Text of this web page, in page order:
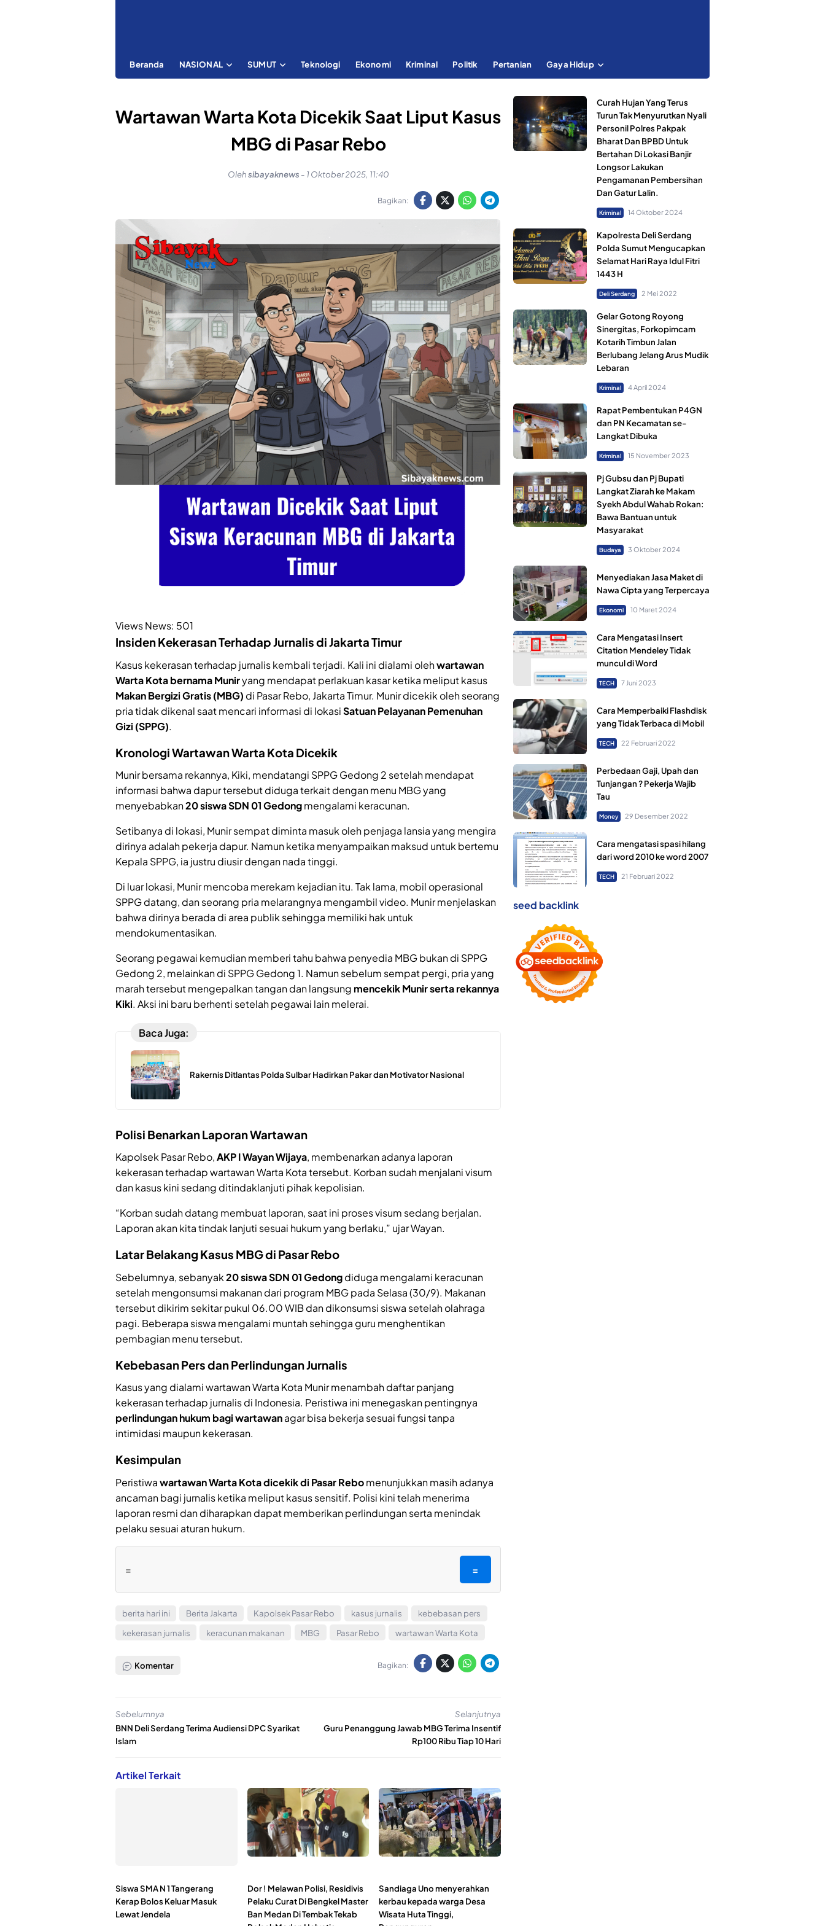
Beranda NASIONAL SUMUT Teknologi Ekonomi Kriminal Politik Pertanian Gaya Hidup
Wartawan Warta Kota Dicekik Saat Liput Kasus
MBG di Pasar Rebo
Olehsibayaknews - 1 Oktober 2025, 11:40
Bagikan:
Views News: 501
Insiden Kekerasan Terhadap Jurnalis di Jakarta Timur
Kasus kekerasan terhadap jurnalis kembali terjadi. Kali ini dialami olehwartawan
Warta Kota bernama Muniryang mendapat perlakuan kasar ketika meliput kasus
Makan Bergizi Gratis (MBG) di Pasar Rebo, Jakarta Timur. Munir dicekik oleh seorang
pria tidak dikenal saat mencari informasi di lokasiSatuan Pelayanan Pemenuhan
Gizi (SPPG).
Kronologi Wartawan Warta Kota Dicekik
Munir bersama rekannya, Kiki, mendatangi SPPG Gedong 2 setelah mendapat
informasi bahwa dapur tersebut diduga terkait dengan menu MBG yang
menyebabkan20 siswa SDN 01 Gedongmengalami keracunan.
Setibanya di lokasi, Munir sempat diminta masuk oleh penjaga lansia yang mengira
dirinya adalah pekerja dapur. Namun ketika menyampaikan maksud untuk bertemu
Kepala SPPG, ia justru diusir dengan nada tinggi.
Di luar lokasi, Munir mencoba merekam kejadian itu. Tak lama, mobil operasional
SPPG datang, dan seorang pria melarangnya mengambil video. Munir menjelaskan
bahwa dirinya berada di area publik sehingga memiliki hak untuk
mendokumentasikan.
Seorang pegawai kemudian memberi tahu bahwa penyedia MBG bukan di SPPG
Gedong 2, melainkan di SPPG Gedong 1. Namun sebelum sempat pergi, pria yang
marah tersebut mengepalkan tangan dan langsung mencekik Munir serta rekannya
Kiki. Aksi ini baru berhenti setelah pegawai lain melerai.
Baca Juga:
Rakernis Ditlantas Polda Sulbar Hadirkan Pakar dan Motivator Nasional
Polisi Benarkan Laporan Wartawan
Kapolsek Pasar Rebo,AKP I Wayan Wijaya, membenarkan adanya laporan
kekerasan terhadap wartawan Warta Kota tersebut. Korban sudah menjalani visum
dan kasus kini sedang ditindaklanjuti pihak kepolisian.
“Korban sudah datang membuat laporan, saat ini proses visum sedang berjalan.
Laporan akan kita tindak lanjuti sesuai hukum yang berlaku,” ujar Wayan.
Latar Belakang Kasus MBG di Pasar Rebo
Sebelumnya, sebanyak20 siswa SDN 01 Gedongdiduga mengalami keracunan
setelah mengonsumsi makanan dari program MBG pada Selasa (30/9). Makanan
tersebut dikirim sekitar pukul 06.00 WIB dan dikonsumsi siswa setelah olahraga
pagi. Beberapa siswa mengalami muntah sehingga guru menghentikan
pembagian menu tersebut.
Kebebasan Pers dan Perlindungan Jurnalis
Kasus yang dialami wartawan Warta Kota Munir menambah daftar panjang
kekerasan terhadap jurnalis di Indonesia. Peristiwa ini menegaskan pentingnya
perlindungan hukum bagi wartawanagar bisa bekerja sesuai fungsi tanpa
intimidasi maupun kekerasan.
Kesimpulan
Peristiwawartawan Warta Kota dicekik di Pasar Rebomenunjukkan masih adanya
ancaman bagi jurnalis ketika meliput kasus sensitif. Polisi kini telah menerima
laporan resmi dan diharapkan dapat memberikan perlindungan serta menindak
pelaku sesuai aturan hukum.
= =
berita hari ini Berita Jakarta Kapolsek Pasar Rebo kasus jurnalis
kebebasan pers
kekerasan jurnalis
keracunan makanan MBG Pasar Rebo wartawan Warta Kota
Komentar Bagikan:
Sebelumnya
BNN Deli Serdang Terima Audiensi DPC Syarikat
Islam
Selanjutnya
Guru Penanggung Jawab MBG Terima Insentif
Rp100 Ribu Tiap 10 Hari
Artikel Terkait
Siswa SMA N 1 Tangerang
Kerap Bolos Keluar Masuk
Lewat Jendela
Dor ! Melawan Polisi, Residivis
Pelaku Curat Di Bengkel Master
Ban Medan Di Tembak Tekab
Sandiaga Uno menyerahkan
kerbau kepada warga Desa
Wisata Huta Tinggi,
Curah Hujan Yang Terus
Turun Tak Menyurutkan Nyali
Personil Polres Pakpak
Bharat Dan BPBD Untuk
Bertahan Di Lokasi Banjir
Longsor Lakukan
Pengamanan Pembersihan
Dan Gatur Lalin.
Kriminal 14 Oktober 2024
Kapolresta Deli Serdang
Polda Sumut Mengucapkan
Selamat Hari Raya Idul Fitri
1443 H
Deli Serdang 2 Mei 2022
Gelar Gotong Royong
Sinergitas, Forkopimcam
Kotarih Timbun Jalan
Berlubang Jelang Arus Mudik
Lebaran
Kriminal 4 April 2024
Rapat Pembentukan P4GN
dan PN Kecamatan se-
Langkat Dibuka
Kriminal 15 November 2023
Pj Gubsu dan Pj Bupati
Langkat Ziarah ke Makam
Syekh Abdul Wahab Rokan:
Bawa Bantuan untuk
Masyarakat
Budaya 3 Oktober 2024
Menyediakan Jasa Maket di
Nawa Cipta yang Terpercaya
Ekonomi 10 Maret 2024
Cara Mengatasi Insert
Citation Mendeley Tidak
muncul di Word
TECH 7 Juni 2023
Cara Memperbaiki Flashdisk
yang Tidak Terbaca di Mobil
TECH 22 Februari 2022
Perbedaan Gaji, Upah dan
Tunjangan ? Pekerja Wajib
Tau
Money 29 Desember 2022
Cara mengatasi spasi hilang
dari word 2010 ke word 2007
TECH 21 Februari 2022
seed backlink